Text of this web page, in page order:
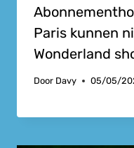
Paris kunnen
Wonderland
Door Davy 05/05/